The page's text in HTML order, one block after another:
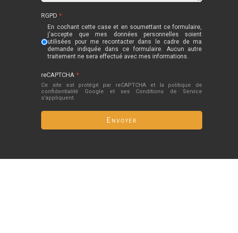
RGPD*
En cochant cette case et en soumettant ce formulaire,
j'accepte que mes données personnelles soient
utilisées pour me recontacter dans le cadre de ma
demande indiquée dans ce formulaire. Aucun autre
traitement ne sera effectué avec mes informations.
reCAPTCHA*
Ce site est protégé par reCAPTCHA et la politique de
confidentialité
Google et ses Conditions de Service
s'appliquent.
Envoyer